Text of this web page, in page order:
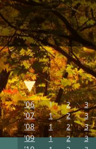
'06 1 2 3
'07 1 2 3
'08 1 2 3
'09 1 2 3